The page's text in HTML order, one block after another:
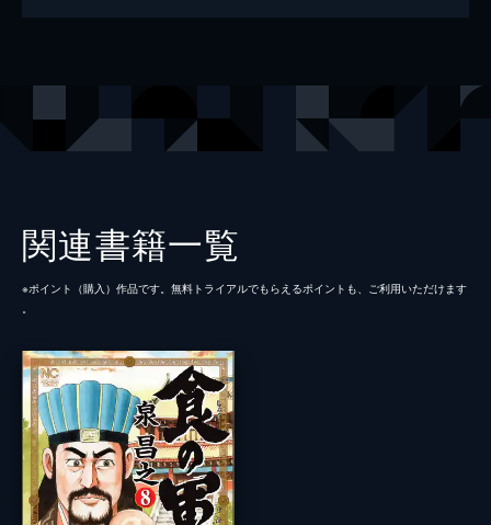
掲載誌 漫画ゴラク
関連書籍一覧
※ポイント（購⼊）作品です。無料トライアルでもらえるポイントも、ご利⽤いただけます
。